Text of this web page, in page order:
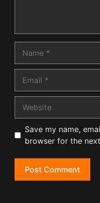
Save my name,
browser for the